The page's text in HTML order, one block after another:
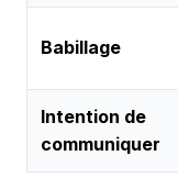
Babillage
Intention de
communiquer